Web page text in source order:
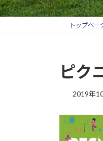
トップペー
ピク
2019年